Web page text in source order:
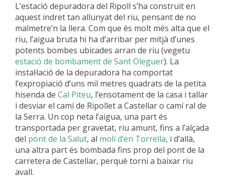
L’estació depuradora del Ripoll s’ha construït en
aquest indret tan allunyat del riu, pensant de no
malmetre’n la llera. Com que és molt més alta que el
riu, l’aigua bruta hi ha d’arribar per mitjà d’unes
potents bombes ubicades arran de riu (vegetu
estació de bombament de Sant Oleguer). La
instal·lació de la depuradora ha comportat
l’expropiació d’uns mil metres quadrats de la petita
hisenda de Cal Piteu, l’ensotament de la casa i tallar
i desviar el camí de Ripollet a Castellar o camí ral de
la Serra. Un cop neta l’aigua, una part és
transportada per gravetat, riu amunt, fins a l’alçada
del pont de la Salut, al molí d’en Torrella, i d’allà,
una altra part és bombada fins prop del pont de la
carretera de Castellar, perquè torni a baixar riu
avall.